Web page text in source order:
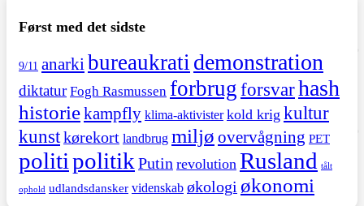
Først med det sidste
9/11 anarki bureaukrati demonstration
diktatur Fogh Rasmussen forbrugforsvarhash
historiekampfly klima-aktivister kold krig kultur
kunstkørekort landbrug miljø overvågning PET
politipolitik Putin revolution Rusland tålt
ophold udlandsdansker videnskab økologi økonomi